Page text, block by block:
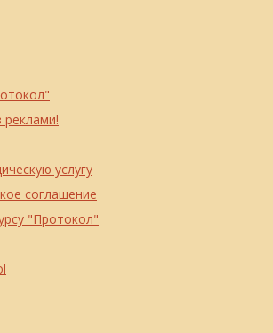
услугу
соглашение
"Протокол"